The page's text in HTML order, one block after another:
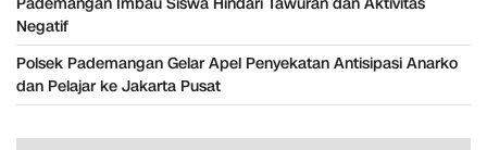
Negatif
Polsek Pademangan Gelar Apel Penyekatan Antisipasi Anarko
dan Pelajar ke Jakarta Pusat